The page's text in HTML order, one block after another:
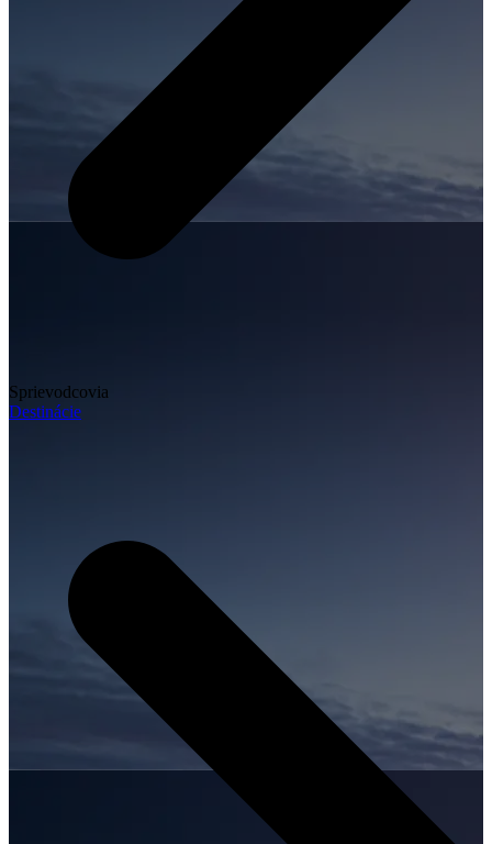
Sprievodcovia
Destinácie